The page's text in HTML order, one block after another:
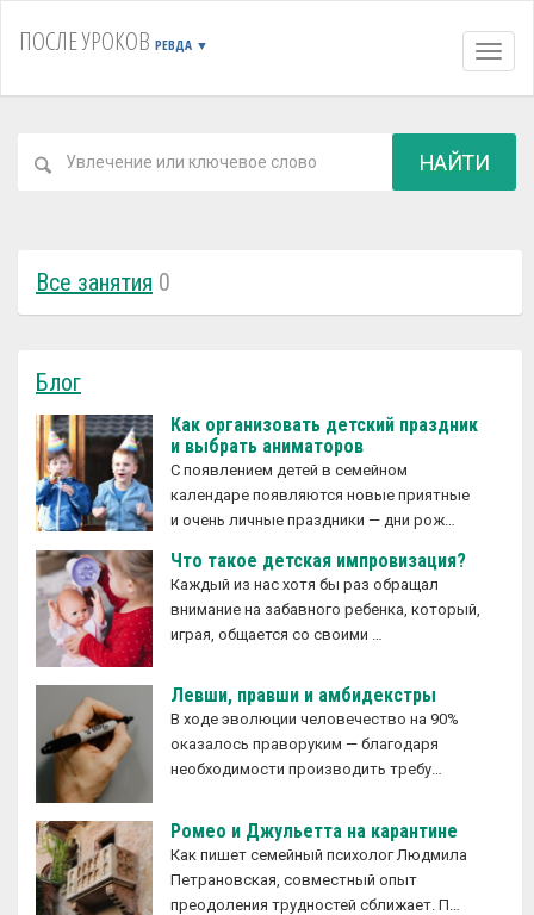
ПОСЛЕ УРОКОВ РЕВДА ▼
НАЙТИ
Все занятия 0
Блог
Как организовать детский праздник
и выбрать аниматоров
С появлением детей в семейном
календаре появляются новые приятные
и очень личные праздники — дни рож…
Что такое детская импровизация?
Каждый из нас хотя бы раз обращал
внимание на забавного ребенка, который,
играя, общается со своими …
Левши, правши и амбидекстры
В ходе эволюции человечество на 90%
оказалось праворуким — благодаря
необходимости производить требу…
Ромео и Джульетта на карантине
Как пишет семейный психолог Людмила
Петрановская, совместный опыт
преодоления трудностей сближает. П…